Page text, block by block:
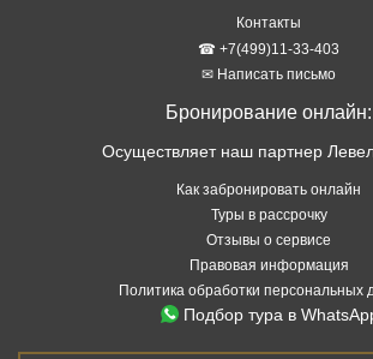
Контакты
☎ +7(499)11-33-403
✉ Написать письмо
Бронирование онлайн:
Осуществляет наш партнер
Как забронировать онлайн
Туры в рассрочку
Отзывы о сервисе
Правовая информация
Политика обработки персональных
Подбор тура в